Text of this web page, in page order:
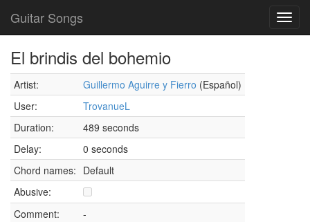
Guitar Songs
El brindis del bohemio
Artist: Guillermo Aguirre y Fierro (Español)
User:
TrovanueL
Duration:
489 seconds
Delay:
0 seconds
Chord names: Default
Abusive:
Comment:
-